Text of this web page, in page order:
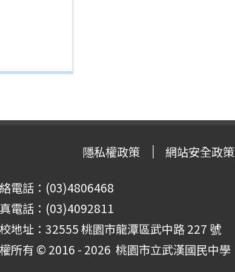
隱私權政策 網站安全政策
電話：(03)4806468
電話：(03)4092811
地址：32555 桃園市龍潭區武中路 227 號
所有 © 2016 - 2026 桃園市立武漢國民中學